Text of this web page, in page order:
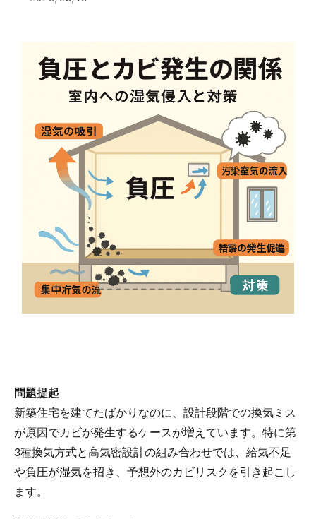
問題提起
新築住宅を建てたばかりなのに、設計段階での換気ミス
が原因でカビが発生するケースが増えています。特に第
3種換気方式と高気密設計の組み合わせでは、給気不足
や負圧が湿気を招き、予想外のカビリスクを引き起こし
ます。